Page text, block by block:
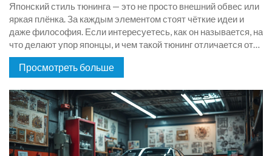
Японский стиль тюнинга — это не просто внешний обвес или
яркая плёнка. За каждым элементом стоят чёткие идеи и
даже философия. Если интересуетесь, как он называется, на
что делают упор японцы, и чем такой тюнинг отличается от
других, вы пришли по адресу. Расскажем про легендарный
JDM, полезные советы и винтажные факты. Доведём до
самостоятельном апгрейде.
Просмотреть больше